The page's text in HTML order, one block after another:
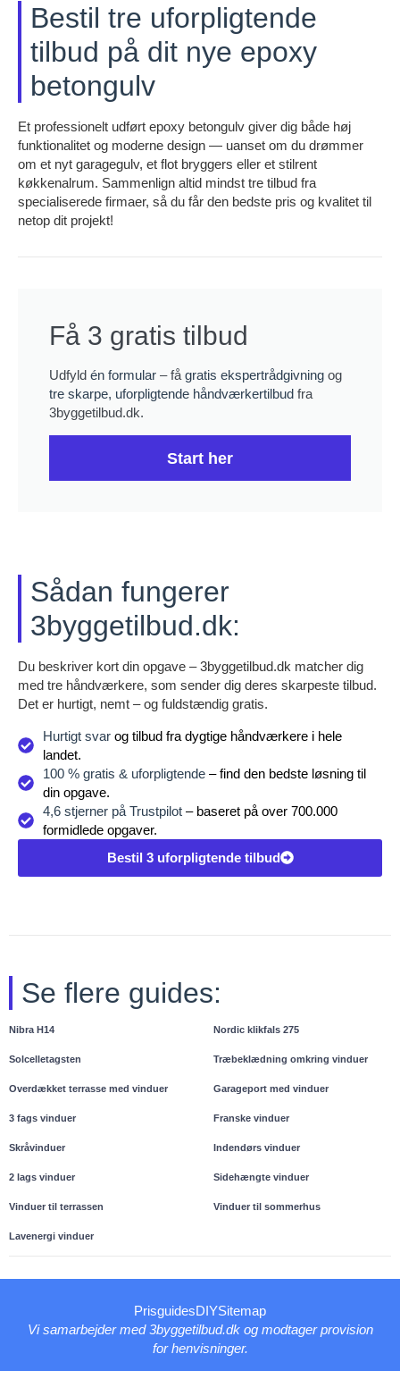
Bestil tre uforpligtende
tilbud på dit nye epoxy
betongulv
Et professionelt udført epoxy betongulv giver dig både høj
funktionalitet og moderne design — uanset om du drømmer
om et nyt garagegulv, et flot bryggers eller et stilrent
køkkenalrum. Sammenlign altid mindst tre tilbud fra
specialiserede firmaer, så du får den bedste pris og kvalitet til
netop dit projekt!
Få 3 gratis tilbud
Udfyld én formular – få gratis ekspertrådgivning og
tre skarpe, uforpligtende håndværkertilbud fra
3byggetilbud.dk.
Start her
Sådan fungerer
3byggetilbud.dk:
Du beskriver kort din opgave – 3byggetilbud.dk matcher dig
med tre håndværkere, som sender dig deres skarpeste tilbud.
Det er hurtigt, nemt – og fuldstændig gratis.
Hurtigt svarog tilbud fra dygtige håndværkere i hele
landet.
100 % gratis & uforpligtende– find den bedste løsning til
din opgave.
4,6 stjerner på Trustpilot– baseret på over 700.000
formidlede opgaver.
Bestil 3 uforpligtende tilbud
Se flere guides:
Nibra H14 Nordic klikfals 275
Solcelletagsten Træbeklædning omkring vinduer
Overdækket terrasse med vinduer Garageport med vinduer
3 fags vinduer Franske vinduer
Skråvinduer Indendørs vinduer
2 lags vinduer Sidehængte vinduer
Vinduer til terrassen Vinduer til sommerhus
Lavenergi vinduer
PrisguidesDIYSitemap
Vi samarbejder med 3byggetilbud.dk og modtager provision
for henvisninger.